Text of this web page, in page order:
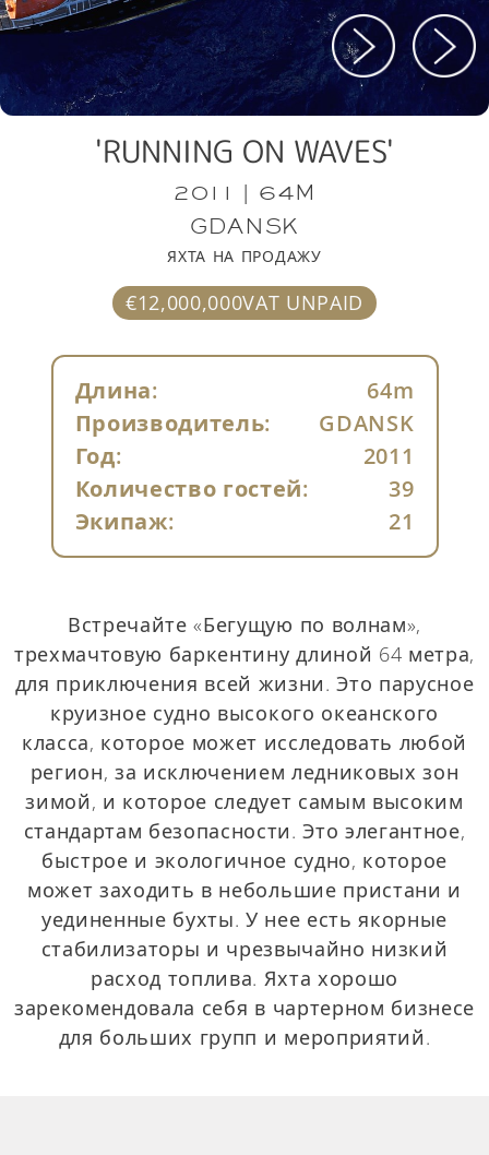
'RUNNING ON WAVES'
2011 | 64M
GDANSK
ЯХТА НА ПРОДАЖУ
€12,000,000VAT UNPAID
Длина:
64m
Производитель:
GDANSK
Год:
2011
Количество гостей:
39
Экипаж:
21
Встречайте «Бегущую по волнам»,
трехмачтовую баркентину длиной 64 метра,
для приключения всей жизни. Это парусное
круизное судно высокого океанского
класса, которое может исследовать любой
регион, за исключением ледниковых зон
зимой, и которое следует самым высоким
стандартам безопасности. Это элегантное,
быстрое и экологичное судно, которое
может заходить в небольшие пристани и
уединенные бухты. У нее есть якорные
стабилизаторы и чрезвычайно низкий
расход топлива. Яхта хорошо
зарекомендовала себя в чартерном бизнесе
для больших групп и мероприятий.